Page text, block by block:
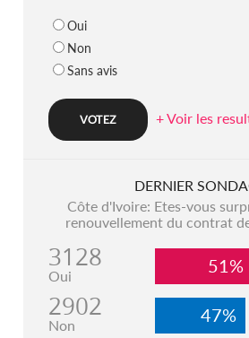
Oui
Non
Sans avis
+ Voir les
DERNIER
Côte d'Ivoire: Etes-vous
renouvellement du contrat
3128
Oui 51%
2902
Non 47%